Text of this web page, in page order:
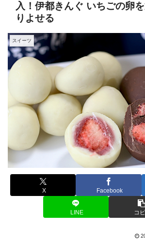
入！伊都きんぐ いちごの卵
りよせる
スイーツ
X Facebook
LINE コ